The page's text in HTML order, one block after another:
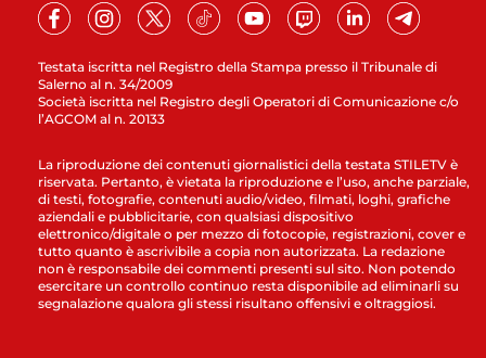
Testata iscritta nel Registro della Stampa presso il Tribunale di
Salerno al n. 34/2009
Società iscritta nel Registro degli Operatori di Comunicazione c/o
l’AGCOM al n. 20133
La riproduzione dei contenuti giornalistici della testata STILETV è
riservata. Pertanto, è vietata la riproduzione e l’uso, anche parziale,
di testi, fotografie, contenuti audio/video, filmati, loghi, grafiche
aziendali e pubblicitarie, con qualsiasi dispositivo
elettronico/digitale o per mezzo di fotocopie, registrazioni, cover e
tutto quanto è ascrivibile a copia non autorizzata. La redazione
non è responsabile dei commenti presenti sul sito. Non potendo
esercitare un controllo continuo resta disponibile ad eliminarli su
segnalazione qualora gli stessi risultano offensivi e oltraggiosi.